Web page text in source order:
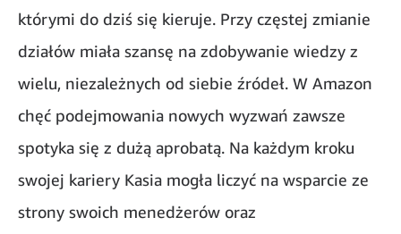
którymi do dziś się kieruje. Przy częstej zmianie
działów miała szansę na zdobywanie wiedzy z
wielu, niezależnych od siebie źródeł. W Amazon
chęć podejmowania nowych wyzwań zawsze
spotyka się z dużą aprobatą. Na każdym kroku
swojej kariery Kasia mogła liczyć na wsparcie ze
strony swoich menedżerów oraz